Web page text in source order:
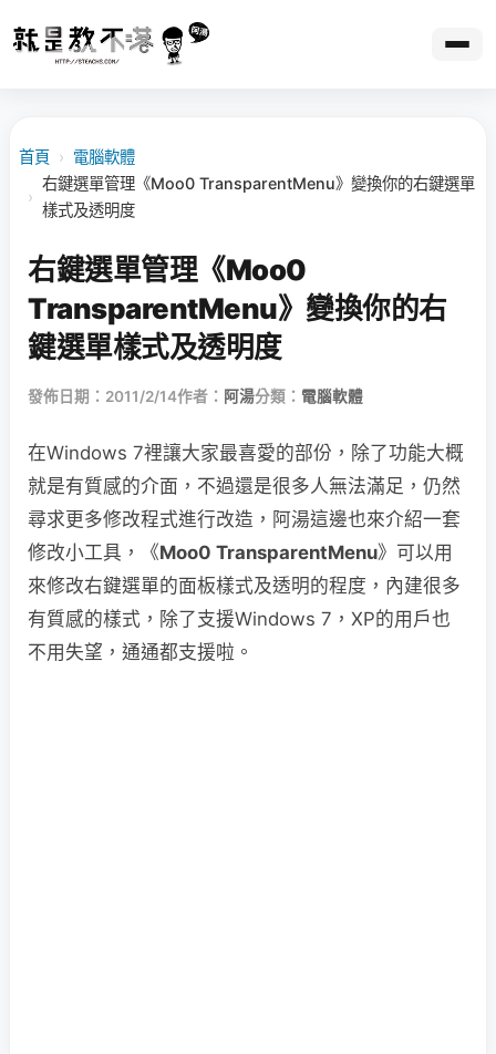
首頁 › 電腦軟體
›
右鍵選單管理《Moo0 TransparentMenu》變換你的右鍵選單
樣式及透明度
右鍵選單管理《Moo0
TransparentMenu》變換你的右
鍵選單樣式及透明度
發佈日期：2011/2/14作者： 阿湯分類： 電腦軟體
在Windows 7裡讓大家最喜愛的部份，除了功能大概
就是有質感的介面，不過還是很多人無法滿足，仍然
尋求更多修改程式進行改造，阿湯這邊也來介紹一套
修改小工具，《Moo0 TransparentMenu》可以用
來修改右鍵選單的面板樣式及透明的程度，內建很多
有質感的樣式，除了支援Windows 7，XP的用戶也
不用失望，通通都支援啦。